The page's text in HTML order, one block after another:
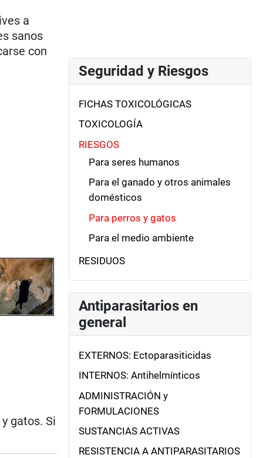
a
sanos
con
gatos. Si
Seguridad y Riesgos
FICHAS TOXICOLÓGICAS
TOXICOLOGÍA
RIESGOS
Para seres humanos
Para el ganado y otros animales
domésticos
Para perros y gatos
Para el medio ambiente
RESIDUOS
Antiparasitarios en
general
EXTERNOS: Ectoparasiticidas
INTERNOS: Antihelmínticos
ADMINISTRACIÓN y
FORMULACIONES
SUSTANCIAS ACTIVAS
RESISTENCIA A ANTIPARASITARIOS